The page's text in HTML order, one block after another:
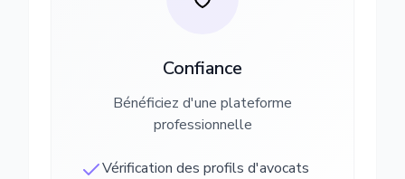
Confiance
Bénéficiez d'une plateforme
professionnelle
Vérification des profils d'avocats